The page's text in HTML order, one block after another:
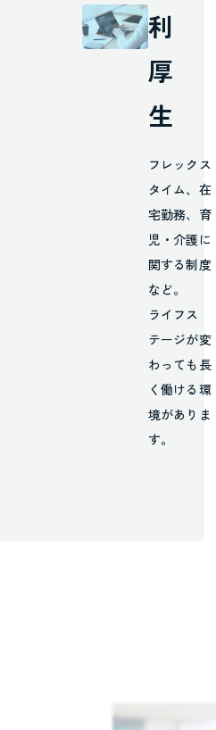
利
厚
生
フレックス
タイム、在
宅勤務、育
児・介護に
関する制度
など。
ライフス
テージが変
わっても長
く働ける環
境がありま
す。